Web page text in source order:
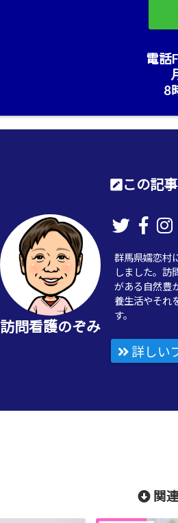
電話
8
この記
訪問看護のぞみ
群馬県嬬恋村
しました。訪
がある自然豊
養生活やそれ
す。
詳しい
関